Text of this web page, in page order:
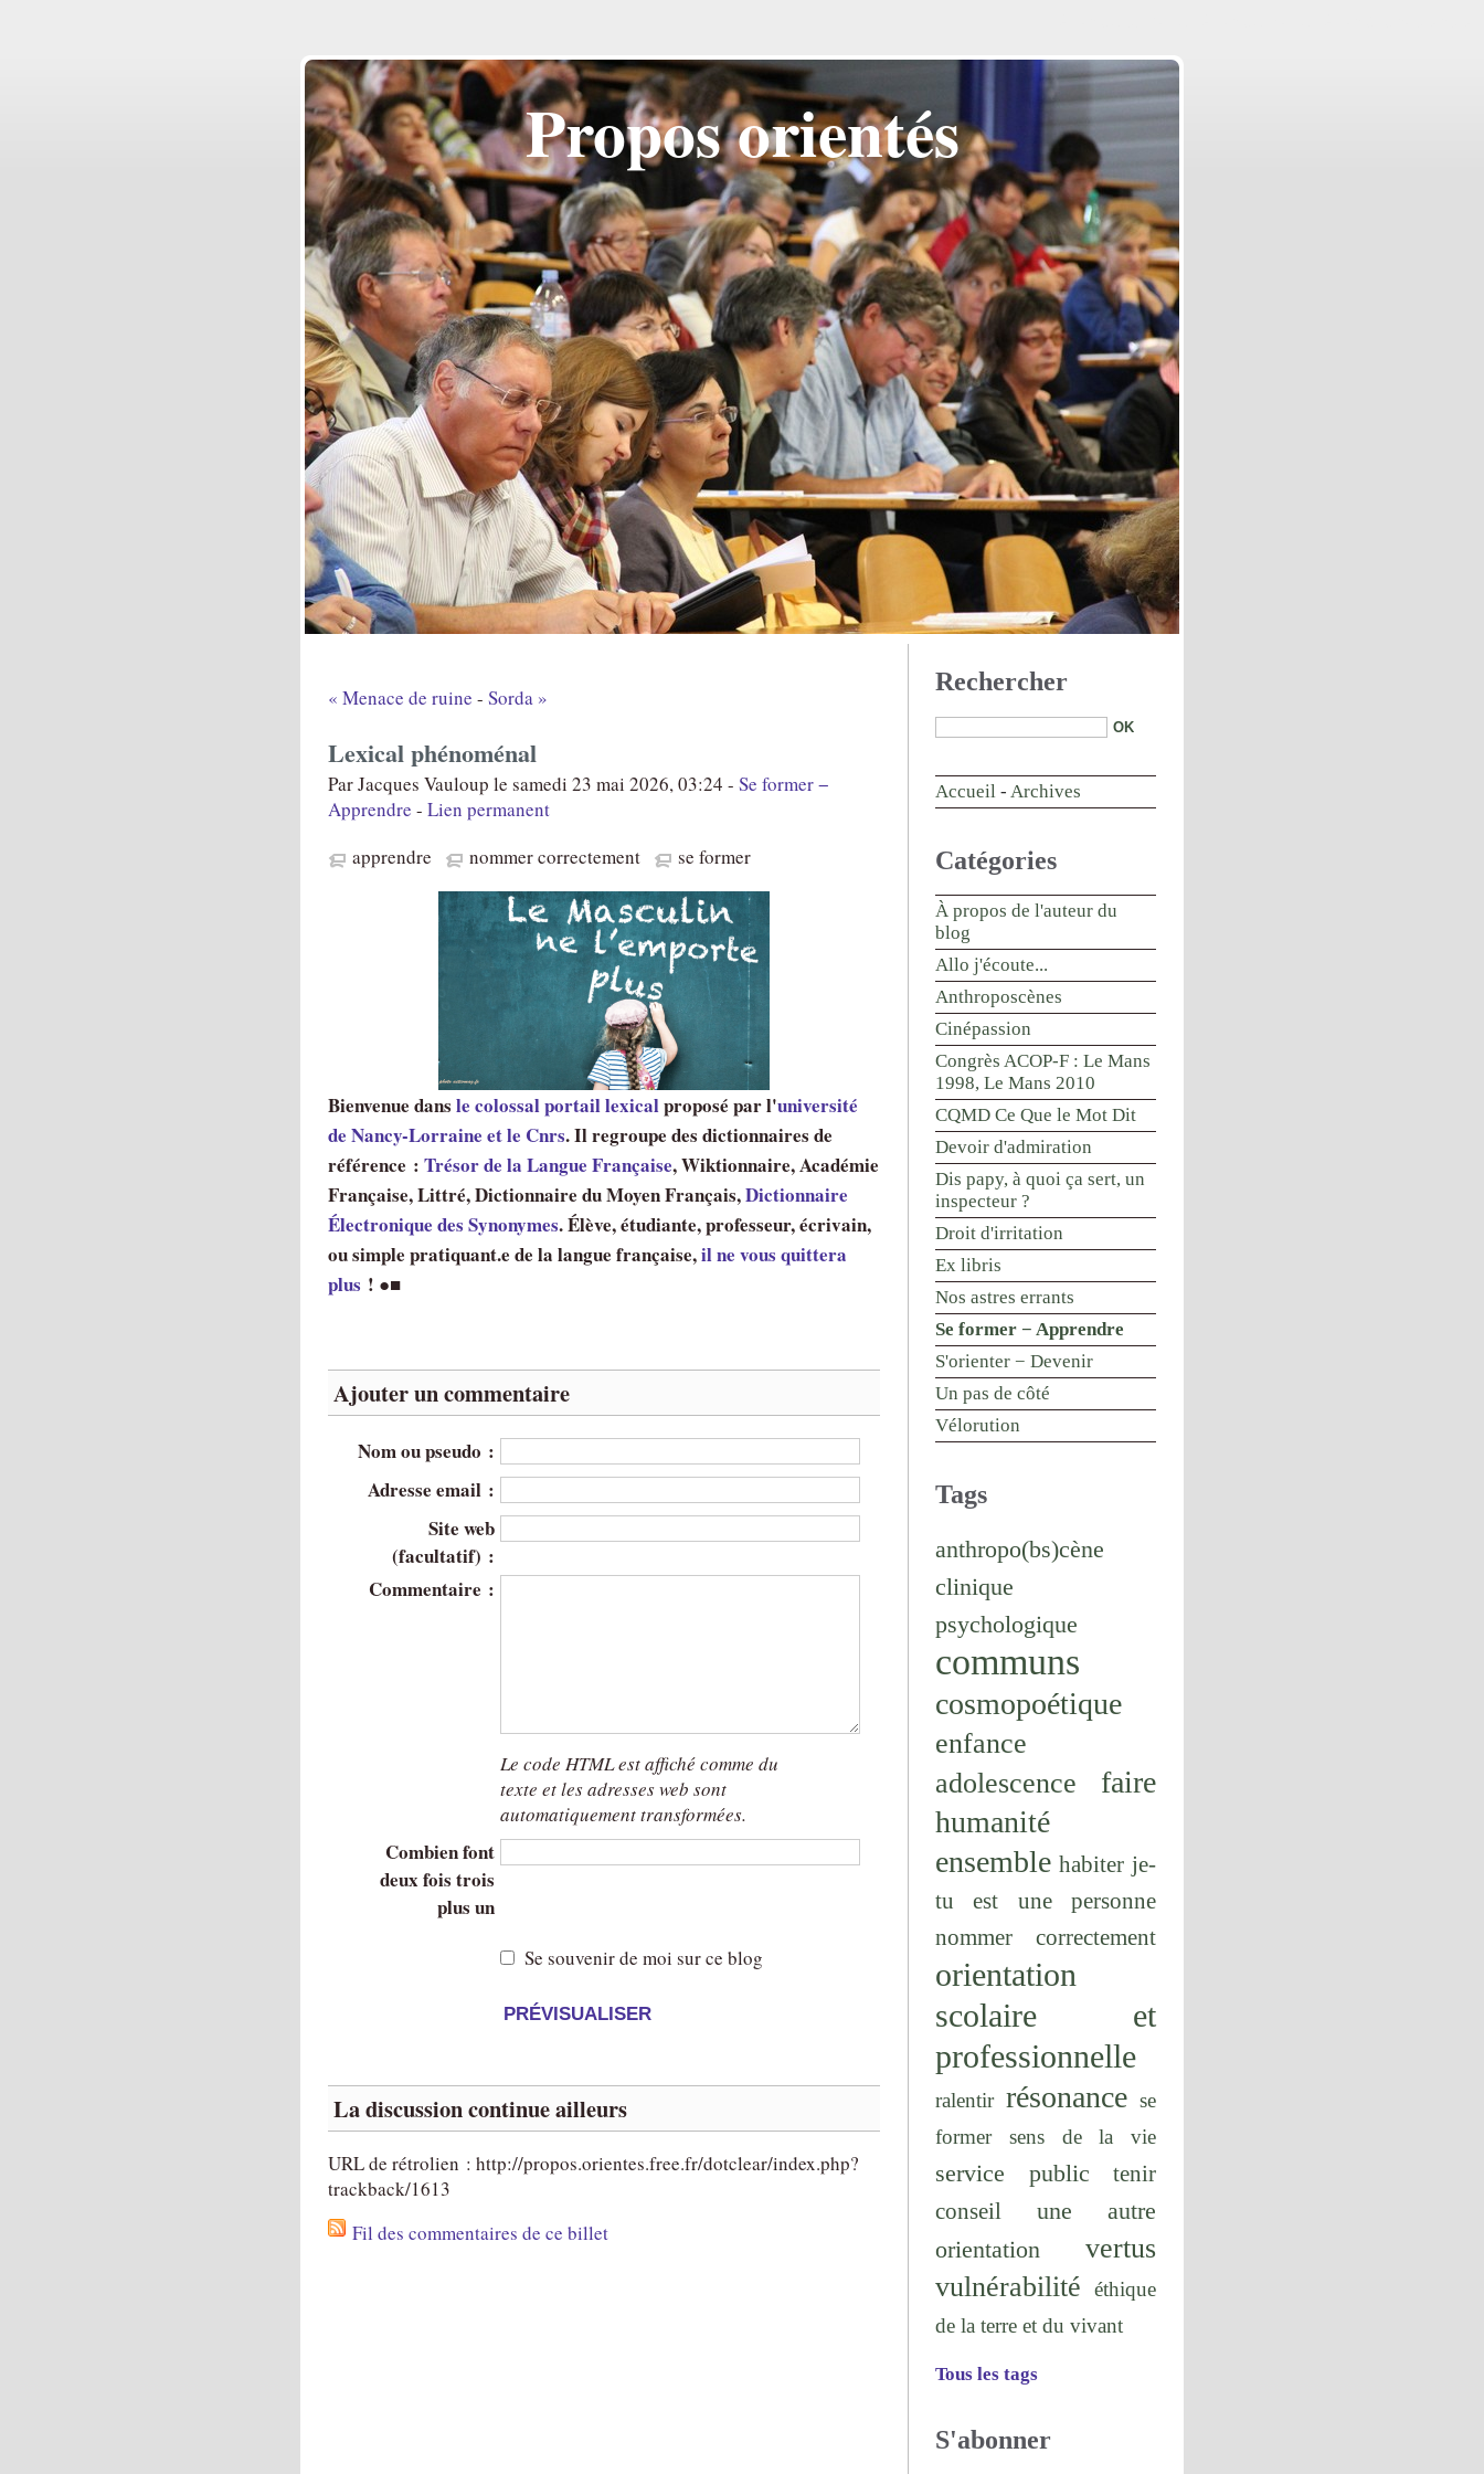
Propos orientés
« Menace de ruine - Sorda »
Lexical phénoménal
Par Jacques Vauloup le samedi 23 mai 2026, 03:24 - Se former −
Apprendre - Lien permanent
apprendre
nommer correctement se former
Bienvenue dans le colossal portail lexicalproposé par l'université
de Nancy-Lorraine et le Cnrs. Il regroupe des dictionnaires de
référence : Trésor de la Langue Française, Wiktionnaire, Académie
Française, Littré, Dictionnaire du Moyen Français,Dictionnaire
Électronique des Synonymes. Élève, étudiante, professeur, écrivain,
ou simple pratiquant.e de la langue française,il ne vous quittera
plus ! ●■
Ajouter un commentaire
Nom ou pseudo :
Adresse email :
Site web
(facultatif) :
Commentaire :
Le code HTML est affiché comme du
texte et les adresses web sont
automatiquement transformées.
Combien font
deux fois trois
plus un
Se souvenir de moi sur ce blog
La discussion continue ailleurs
URL de rétrolien : http://propos.orientes.free.fr/dotclear/index.php?
trackback/1613
Fil des commentaires de ce billet
Rechercher
Accueil - Archives
Catégories
À propos de l'auteur du
blog
Allo j'écoute...
Anthroposcènes
Cinépassion
Congrès ACOP-F : Le Mans
1998, Le Mans 2010
CQMD Ce Que le Mot Dit
Devoir d'admiration
Dis papy, à quoi ça sert, un
inspecteur ?
Droit d'irritation
Ex libris
Nos astres errants
Se former − Apprendre
S'orienter − Devenir
Un pas de côté
Vélorution
Tags
anthropo(bs)cène
clinique
psychologique
communs
cosmopoétique
enfance
adolescence
faire
humanité
ensemble habiter je-
tu est une personne
nommer correctement
orientation
scolaire et
professionnelle
ralentir résonance se
former
sens de la vie
service public
tenir
conseil
une autre
orientation
vertus
vulnérabilité
éthique
de la terre et du vivant
Tous les tags
S'abonner